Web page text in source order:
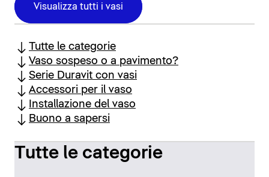
Visualizza tutti i vasi
Tutte le categorie
Vaso sospeso o a pavimento?
Serie Duravit con vasi
Accessori per il vaso
Installazione del vaso
Buono a sapersi
Tutte le categorie